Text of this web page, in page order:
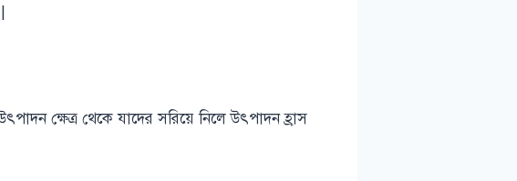
ক্ষেত্র থেকে যাদের সরিয়ে নিলে উৎপাদন হ্রাস